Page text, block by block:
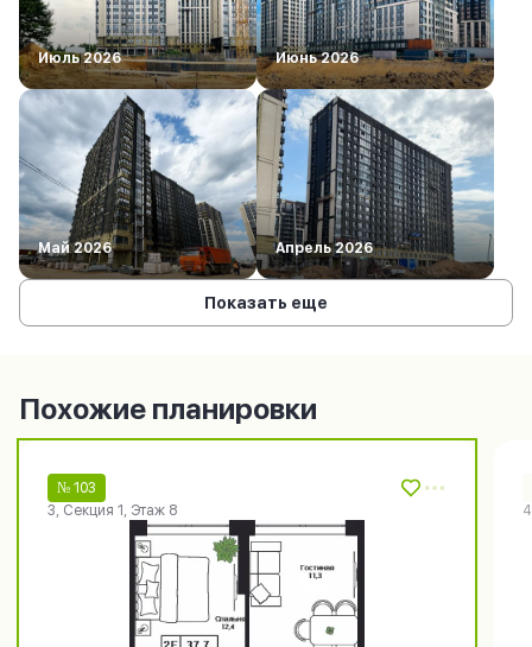
Июль 2026 Июнь 2026
Май 2026 Апрель 2026
Показать еще
Похожие планировки
№ 103
3, Секция 1, Этаж 8